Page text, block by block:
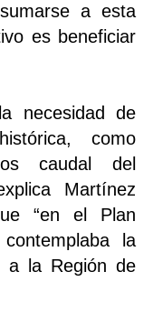
a esta
es beneficiar
necesidad de
como
caudal del
Martínez
“en el Plan
la
a la Región de